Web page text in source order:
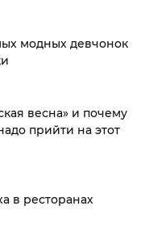
модных девчонок
весна» и почему
прийти на этот
в ресторанах